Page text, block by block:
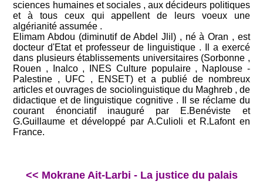
sciences humaines et sociales , aux décideurs politiques
et à tous ceux qui appellent de leurs voeux une
algérianité assumée .
Elimam Abdou (diminutif de Abdel Jlil) , né à Oran , est
docteur d'Etat et professeur de linguistique . Il a exercé
dans plusieurs établissements universitaires (Sorbonne ,
Rouen , Inalco , INES Culture populaire , Naplouse -
Palestine , UFC , ENSET) et a publié de nombreux
articles et ouvrages de sociolinguistique du Maghreb , de
didactique et de linguistique cognitive . Il se réclame du
courant énonciatif inauguré par E.Benéviste et
G.Guillaume et développé par A.Culioli et R.Lafont en
France.
<< Mokrane Ait-Larbi - La justice du palais